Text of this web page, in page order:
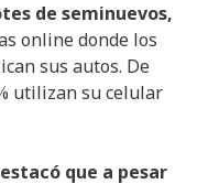
de seminuevos,
online donde los
sus autos. De
utilizan su celular
que a pesar